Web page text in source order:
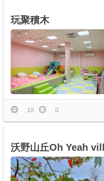
玩聚積木
10 0
沃野山丘Oh Yeah